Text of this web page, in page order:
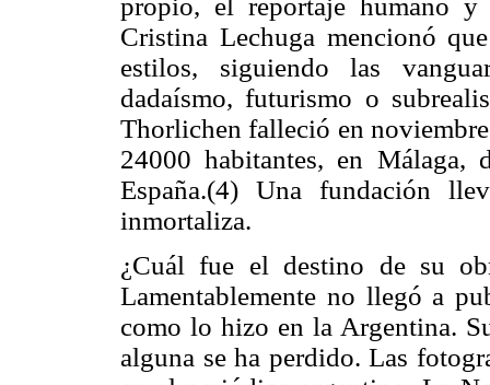
Cristina Lechuga mencionó
estilos, siguiendo las
dadaísmo, futurismo o
Thorlichen falleció en
24000 habitantes, en Málaga,
España.(4) Una fundación
inmortaliza.
¿Cuál fue el destino de su
Lamentablemente no llegó a
como lo hizo en la Argentina.
alguna se ha perdido. Las